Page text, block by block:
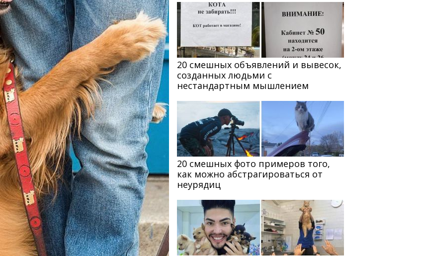
20 смешных объявлений и вывесок,
созданных людьми с
нестандартным мышлением
20 смешных фото примеров того,
как можно абстрагироваться от
неурядиц